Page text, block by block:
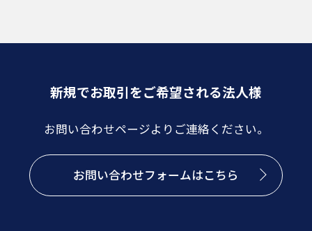
新規でお取引をご希望される法人様
お問い合わせページよりご連絡ください。
お問い合わせフォームはこちら